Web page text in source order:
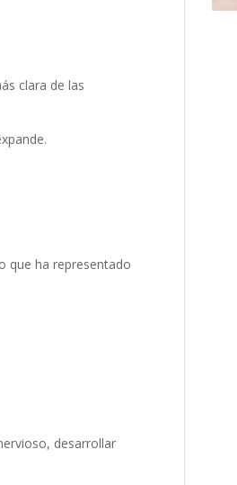
clara de las
que ha representado
desarrollar